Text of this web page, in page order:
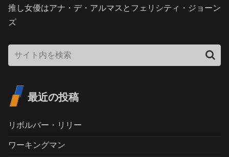
推し女優はアナ・デ・アルマスとフェリシティ・ジョーン
ズ
最近の投稿
リボルバー・リリー
ワーキングマン